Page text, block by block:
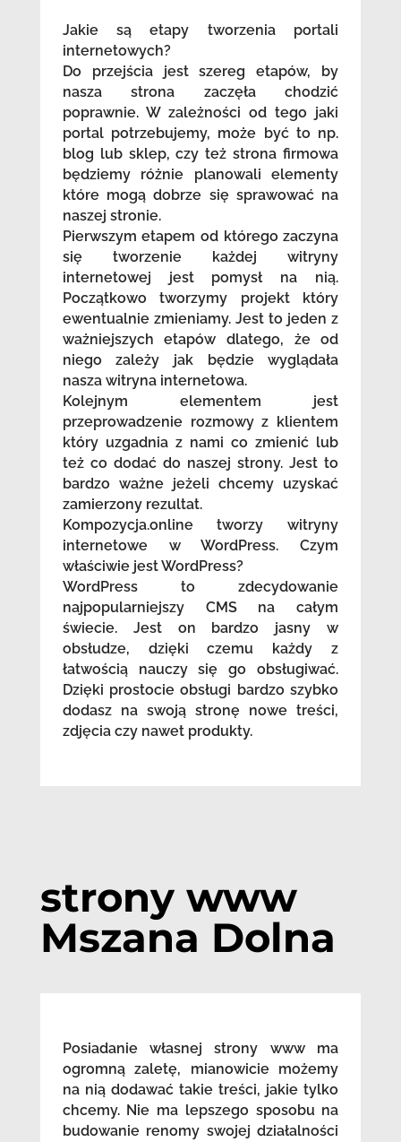
Jakie są etapy tworzenia portali
internetowych?
Do przejścia jest szereg etapów, by
nasza strona zaczęła chodzić
poprawnie. W zależności od tego jaki
portal potrzebujemy, może być to np.
blog lub sklep, czy też strona firmowa
będziemy różnie planowali elementy
które mogą dobrze się sprawować na
naszej stronie.
Pierwszym etapem od którego zaczyna
się tworzenie każdej witryny
internetowej jest pomysł na nią.
Początkowo tworzymy projekt który
ewentualnie zmieniamy. Jest to jeden z
ważniejszych etapów dlatego, że od
niego zależy jak będzie wyglądała
nasza witryna internetowa.
Kolejnym elementem jest
przeprowadzenie rozmowy z klientem
który uzgadnia z nami co zmienić lub
też co dodać do naszej strony. Jest to
bardzo ważne jeżeli chcemy uzyskać
zamierzony rezultat.
Kompozycja.online tworzy witryny
internetowe w WordPress. Czym
właściwie jest WordPress?
WordPress to zdecydowanie
najpopularniejszy CMS na całym
świecie. Jest on bardzo jasny w
obsłudze, dzięki czemu każdy z
łatwością nauczy się go obsługiwać.
Dzięki prostocie obsługi bardzo szybko
dodasz na swoją stronę nowe treści,
zdjęcia czy nawet produkty.
strony www
Mszana Dolna
Posiadanie własnej strony www ma
ogromną zaletę, mianowicie możemy
na nią dodawać takie treści, jakie tylko
chcemy. Nie ma lepszego sposobu na
budowanie renomy swojej działalności